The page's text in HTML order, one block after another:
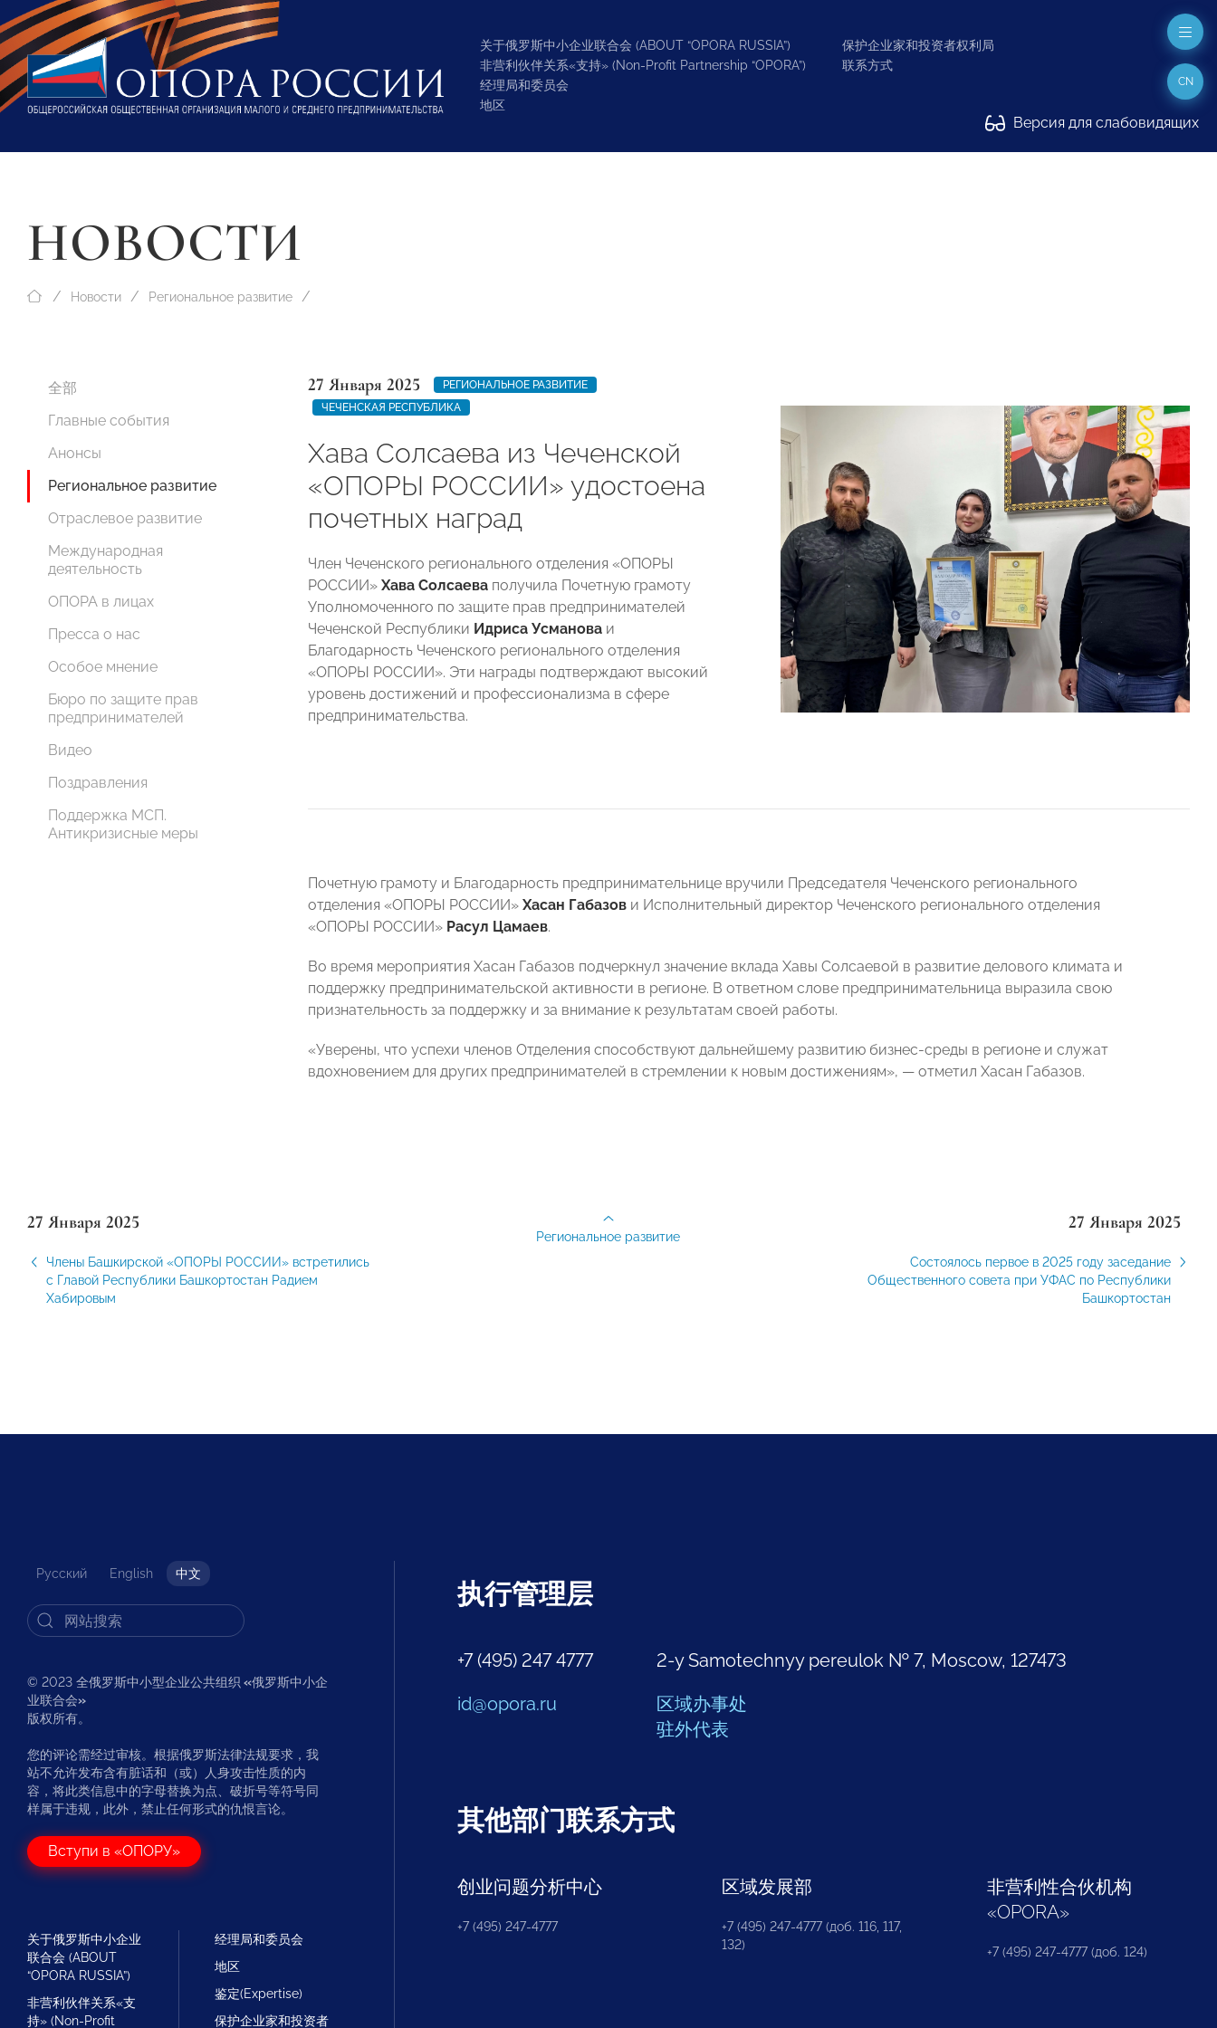
关于俄罗斯中小企业联合会 (ABOUT “OPORA RUSSIA”)
非营利伙伴关系«支持» (Non-Profit Partnership “OPORA”)
经理局和委员会
地区
保护企业家和投资者权利局
联系方式
Версия для слабовидящих
CN
НОВОСТИ
Новости Региональное развитие
全部
Главные события
Анонсы
Региональное развитие
Отраслевое развитие
Международная
деятельность
ОПОРА в лицах
Пресса о нас
Особое мнение
Бюро по защите прав
предпринимателей
Видео
Поздравления
Поддержка МСП.
Антикризисные меры
27 Января 2025
РЕГИОНАЛЬНОЕ РАЗВИТИЕ
ЧЕЧЕНСКАЯ РЕСПУБЛИКА
Хава Солсаева из Чеченской
«ОПОРЫ РОССИИ» удостоена
почетных наград
Член Чеченского регионального отделения «ОПОРЫ
РОССИИ» Хава Солсаева получила Почетную грамоту
Уполномоченного по защите прав предпринимателей
Чеченской Республики Идриса Усманова и
Благодарность Чеченского регионального отделения
«ОПОРЫ РОССИИ». Эти награды подтверждают высокий
уровень достижений и профессионализма в сфере
предпринимательства.
Почетную грамоту и Благодарность предпринимательнице вручили Председателя Чеченского регионального
отделения «ОПОРЫ РОССИИ» Хасан Габазов и Исполнительный директор Чеченского регионального отделения
«ОПОРЫ РОССИИ» Расул Цамаев.
Во время мероприятия Хасан Габазов подчеркнул значение вклада Хавы Солсаевой в развитие делового климата и
поддержку предпринимательской активности в регионе. В ответном слове предпринимательница выразила свою
признательность за поддержку и за внимание к результатам своей работы.
«Уверены, что успехи членов Отделения способствуют дальнейшему развитию бизнес-среды в регионе и служат
вдохновением для других предпринимателей в стремлении к новым достижениям», — отметил Хасан Габазов.
27 Января 2025
Члены Башкирской «ОПОРЫ РОССИИ» встретились
с Главой Республики Башкортостан Радием
Хабировым
27 Января 2025
Состоялось первое в 2025 году заседание
Общественного совета при УФАС по Республики
Башкортостан
Региональное развитие
Русский English 中文
© 2023 全俄罗斯中小型企业公共组织 «俄罗斯中小企
业联合会»
版权所有。
您的评论需经过审核。根据俄罗斯法律法规要求，我
站不允许发布含有脏话和（或）人身攻击性质的内
容，将此类信息中的字母替换为点、破折号等符号同
样属于违规，此外，禁止任何形式的仇恨言论。
Вступи в «ОПОРУ»
关于俄罗斯中小企业
联合会 (ABOUT
“OPORA RUSSIA”)
非营利伙伴关系«支
持» (Non-Profit
经理局和委员会
地区
鉴定(Expertise)
保护企业家和投资者
执行管理层
+7 (495) 247 4777
id@opora.ru
2-y Samotechnyy pereulok № 7, Moscow, 127473
区域办事处
驻外代表
其他部门联系方式
创业问题分析中心
+7 (495) 247-4777
区域发展部
+7 (495) 247-4777 (доб. 116, 117,
132)
非营利性合伙机构
«OPORA»
+7 (495) 247-4777 (доб. 124)